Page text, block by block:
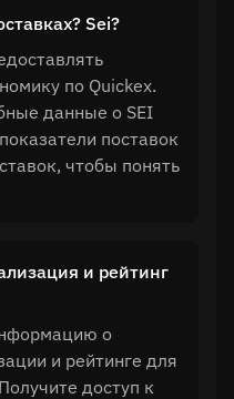
Sei?
по Quickex.
данные о SEI
поставок
чтобы понять
и рейтинг
о
и рейтинге для
доступ к